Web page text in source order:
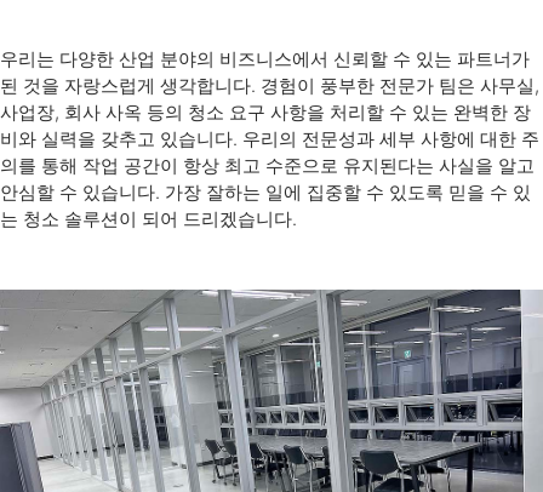
우리는 다양한 산업 분야의 비즈니스에서 신뢰할 수 있는 파트너가
된 것을 자랑스럽게 생각합니다. 경험이 풍부한 전문가 팀은 사무실,
사업장, 회사 사옥 등의 청소 요구 사항을 처리할 수 있는 완벽한 장
비와 실력을 갖추고 있습니다. 우리의 전문성과 세부 사항에 대한 주
의를 통해 작업 공간이 항상 최고 수준으로 유지된다는 사실을 알고
안심할 수 있습니다. 가장 잘하는 일에 집중할 수 있도록 믿을 수 있
는 청소 솔루션이 되어 드리겠습니다.